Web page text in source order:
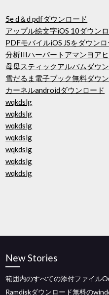
5e d＆d pdfダウンロード
アップル絵文字iOS 10ダウン
PDFモバイルiOS JSをダウンロ
分析IIIハーバートアマンヨア
母母スティックアルバムダウ
雪だるま電子ブック無料ダウ
カーネルandroidダウンロード
wqkdslg
wqkdslg
wqkdslg
wqkdslg
wqkdslg
wqkdslg
wqkdslg
New Stories
範囲内のすべての添付ファイル
Ramdiskダウンロード無料の